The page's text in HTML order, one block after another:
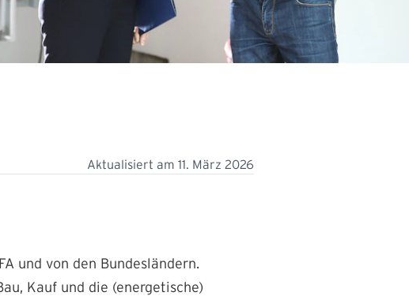
Aktualisiert am 11. März 2026
und von den Bundesländern.
Kauf und die (energetische)